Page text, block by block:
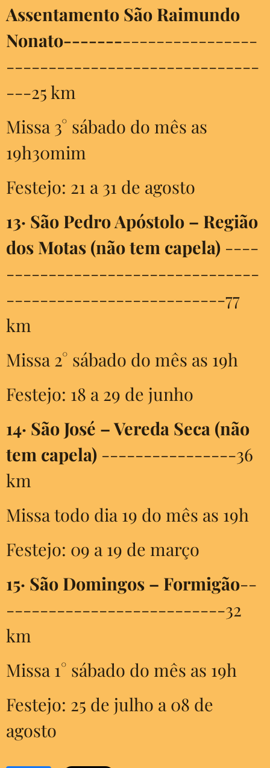
Assentamento São Raimundo
Nonato-----------------------
------------------------------
---25 km
Missa 3° sábado do mês as
19h30mim
Festejo: 21 a 31 de agosto
13· São Pedro Apóstolo – Região
dos Motas (não tem capela) ----
------------------------------
--------------------------77
km
Missa 2° sábado do mês as 19h
Festejo: 18 a 29 de junho
14· São José – Vereda Seca (não
tem capela) ----------------36
km
Missa todo dia 19 do mês as 19h
Festejo: 09 a 19 de março
15· São Domingos – Formigão--
--------------------------32
km
Missa 1° sábado do mês as 19h
Festejo: 25 de julho a 08 de
agosto